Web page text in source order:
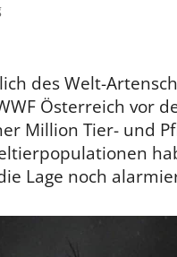
des Welt-
Österreich vor
Million Tier- und
Lage noch